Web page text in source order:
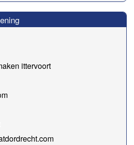
ittervoort